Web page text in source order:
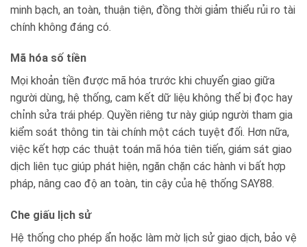
minh bạch, an toàn, thuận tiện, đồng thời giảm thiểu rủi ro tài
chính không đáng có.
Mã hóa số tiền
Mọi khoản tiền được mã hóa trước khi chuyển giao giữa
người dùng, hệ thống, cam kết dữ liệu không thể bị đọc hay
chỉnh sửa trái phép. Quyền riêng tư này giúp người tham gia
kiểm soát thông tin tài chính một cách tuyệt đối. Hơn nữa,
việc kết hợp các thuật toán mã hóa tiên tiến, giám sát giao
dịch liên tục giúp phát hiện, ngăn chặn các hành vi bất hợp
pháp, nâng cao độ an toàn, tin cậy của hệ thống SAY88.
Che giấu lịch sử
Hệ thống cho phép ẩn hoặc làm mờ lịch sử giao dịch, bảo vệ